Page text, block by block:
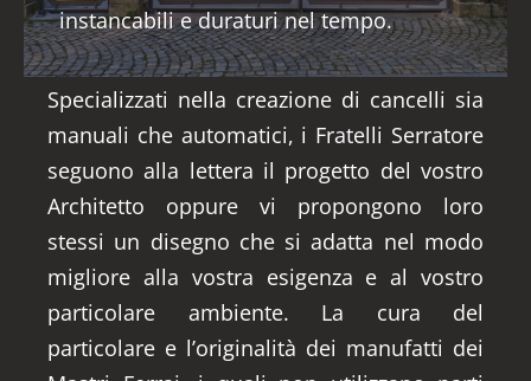
instancabili e duraturi nel tempo.
Specializzati nella creazione di cancelli sia
manuali che automatici, i Fratelli Serratore
seguono alla lettera il progetto del vostro
Architetto oppure vi propongono loro
stessi un disegno che si adatta nel modo
migliore alla vostra esigenza e al vostro
particolare ambiente. La cura del
particolare e l’originalità dei manufatti dei